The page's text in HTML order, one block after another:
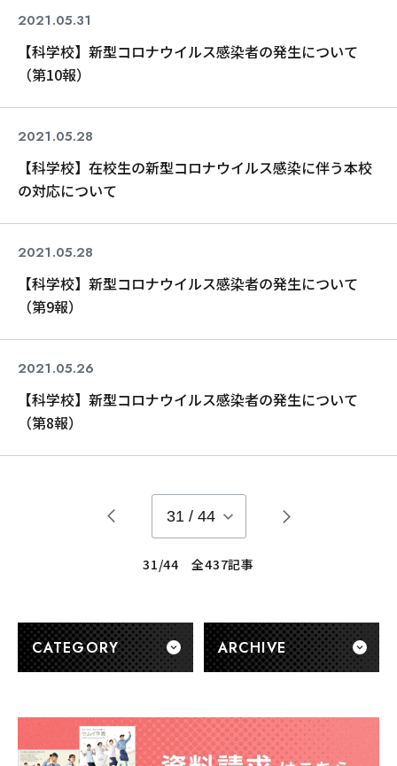
2021.05.31
【科学校】新型コロナウイルス感染者の発生について
（第10報）
2021.05.28
【科学校】在校生の新型コロナウイルス感染に伴う本校
の対応について
2021.05.28
【科学校】新型コロナウイルス感染者の発生について
（第9報）
2021.05.26
【科学校】新型コロナウイルス感染者の発生について
（第8報）
31 / 44
31/44 全437記事
CATEGORY ARCHIVE